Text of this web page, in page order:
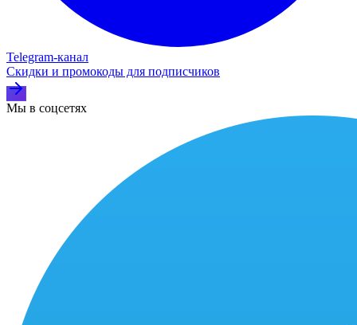
Telegram‑канал
Скидки и промокоды для подписчиков
Мы в соцсетях